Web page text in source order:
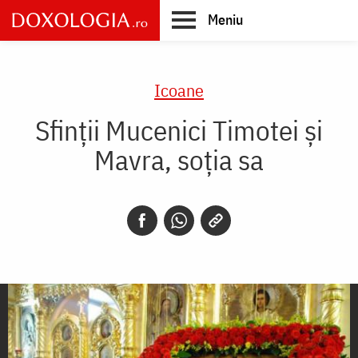
Skip
to
main
Meniu
Icoane
Sfinții Mucenici Timotei și
Mavra, soția sa